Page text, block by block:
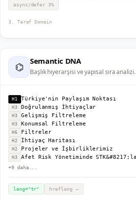
async/defer3%
3. Taraf Domain
⌬ Semantic DNA
Başlık hiyerarşisi ve yapısal sıra analizi.
H1 Türkiye'nin Paylaşım Noktası
H3 Doğrulanmış İhtiyaçlar
H3 Gelişmiş Filtreleme
H3 Konumsal Filtreleme
H6 Filtreler
H2 İhtiyaç Haritası
H2 Projeler ve İşbirliklerimiz
H3
+9daha...
lang="tr" hreflang —